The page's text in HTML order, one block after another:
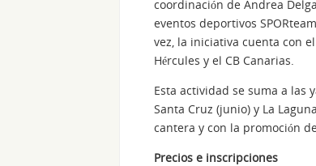
coordinación de Andrea
eventos deportivos
vez, la iniciativa cuenta con
Hércules y el CB Canarias.
Esta actividad se suma a las
Santa Cruz (junio) y La
cantera y con la promoción
Precios e inscripciones